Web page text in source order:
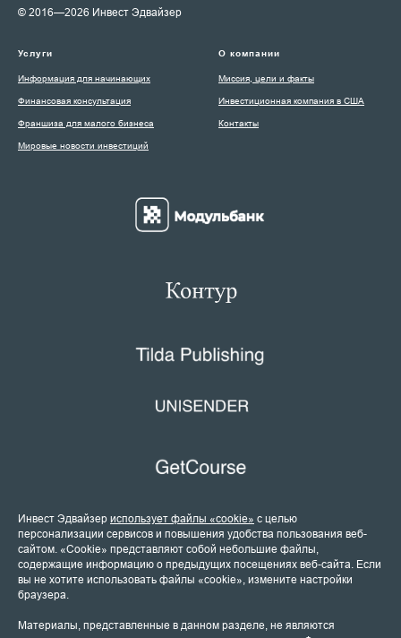
© 2016—2026 Инвест Эдвайзер
Услуги
Информация для начинающих
Финансовая консультация
Франшиза для малого бизнеса
Мировые новости инвестиций
О компании
Миссия, цели и факты
Инвестиционная компания в США
Контакты
Инвест Эдвайзер использует файлы «cookie» с целью
персонализации сервисов и повышения удобства пользования веб-
сайтом. «Cookie» представляют собой небольшие файлы,
содержащие информацию о предыдущих посещениях веб-сайта. Если
вы не хотите использовать файлы «cookie», измените настройки
браузера.
Материалы, представленные в данном разделе, не являются